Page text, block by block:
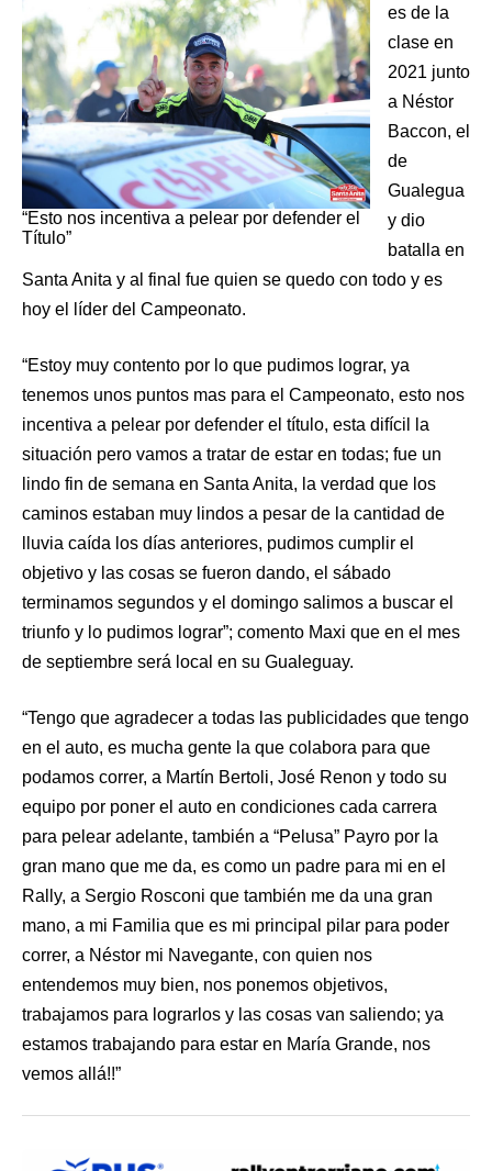
“Esto nos incentiva a pelear por defender el
Título”
es de la
clase en
2021 junto
a Néstor
Baccon, el
de
Gualegua
y dio
batalla en
Santa Anita y al final fue quien se quedo con todo y es
hoy el líder del Campeonato.
“Estoy muy contento por lo que pudimos lograr, ya
tenemos unos puntos mas para el Campeonato, esto nos
incentiva a pelear por defender el título, esta difícil la
situación pero vamos a tratar de estar en todas; fue un
lindo fin de semana en Santa Anita, la verdad que los
caminos estaban muy lindos a pesar de la cantidad de
lluvia caída los días anteriores, pudimos cumplir el
objetivo y las cosas se fueron dando, el sábado
terminamos segundos y el domingo salimos a buscar el
triunfo y lo pudimos lograr”; comento Maxi que en el mes
de septiembre será local en su Gualeguay.
“Tengo que agradecer a todas las publicidades que tengo
en el auto, es mucha gente la que colabora para que
podamos correr, a Martín Bertoli, José Renon y todo su
equipo por poner el auto en condiciones cada carrera
para pelear adelante, también a “Pelusa” Payro por la
gran mano que me da, es como un padre para mi en el
Rally, a Sergio Rosconi que también me da una gran
mano, a mi Familia que es mi principal pilar para poder
correr, a Néstor mi Navegante, con quien nos
entendemos muy bien, nos ponemos objetivos,
trabajamos para lograrlos y las cosas van saliendo; ya
estamos trabajando para estar en María Grande, nos
vemos allá!!”